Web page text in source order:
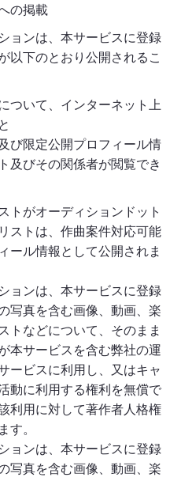
の掲載
ョンは、本サービスに登録
以下のとおり公開されるこ
ついて、インターネット上
び限定公開プロフィール情
及びその関係者が閲覧でき
トがオーディションドット
ストは、作曲案件対応可能
ール情報として公開されま
ョンは、本サービスに登録
写真を含む画像、動画、楽
トなどについて、そのまま
本サービスを含む弊社の運
ービスに利用し、又はキャ
動に利用する権利を無償で
利用に対して著作者人格権
す。
ョンは、本サービスに登録
写真を含む画像、動画、楽